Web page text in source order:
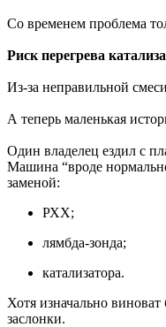
Со временем проблема
Риск перегрева
Из-за неправильной
А теперь маленькая
Один владелец ездил с
Машина “вроде
заменой:
РХХ;
лямбда-зонда;
катализатора.
Хотя изначально
заслонки.